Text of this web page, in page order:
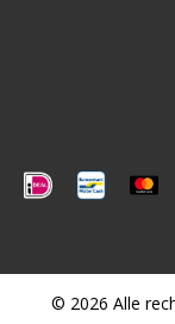
© 2026 Alle